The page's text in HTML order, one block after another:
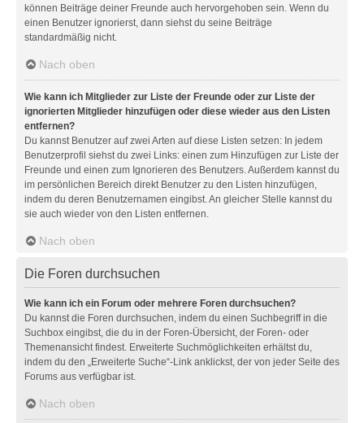
können Beiträge deiner Freunde auch hervorgehoben sein. Wenn du
einen Benutzer ignorierst, dann siehst du seine Beiträge
standardmäßig nicht.
Nach oben
Wie kann ich Mitglieder zur Liste der Freunde oder zur Liste der
ignorierten Mitglieder hinzufügen oder diese wieder aus den Listen
entfernen?
Du kannst Benutzer auf zwei Arten auf diese Listen setzen: In jedem
Benutzerprofil siehst du zwei Links: einen zum Hinzufügen zur Liste der
Freunde und einen zum Ignorieren des Benutzers. Außerdem kannst du
im persönlichen Bereich direkt Benutzer zu den Listen hinzufügen,
indem du deren Benutzernamen eingibst. An gleicher Stelle kannst du
sie auch wieder von den Listen entfernen.
Nach oben
Die Foren durchsuchen
Wie kann ich ein Forum oder mehrere Foren durchsuchen?
Du kannst die Foren durchsuchen, indem du einen Suchbegriff in die
Suchbox eingibst, die du in der Foren-Übersicht, der Foren- oder
Themenansicht findest. Erweiterte Suchmöglichkeiten erhältst du,
indem du den „Erweiterte Suche“-Link anklickst, der von jeder Seite des
Forums aus verfügbar ist.
Nach oben